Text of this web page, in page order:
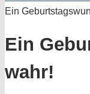
Ein
Ein
wahr!